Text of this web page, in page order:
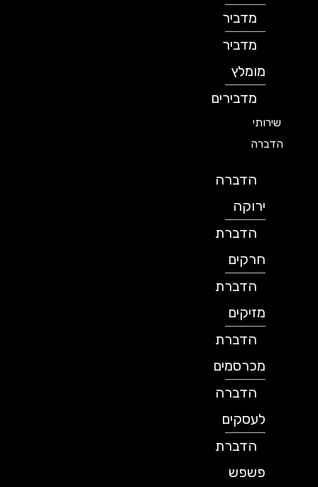
מדביר
מדביר
מומלץ
מדבירים
שירותי
הדברה
הדברה
ירוקה
הדברת
חרקים
הדברת
מזיקים
הדברת
מכרסמים
הדברה
לעסקים
הדברת
פשפש